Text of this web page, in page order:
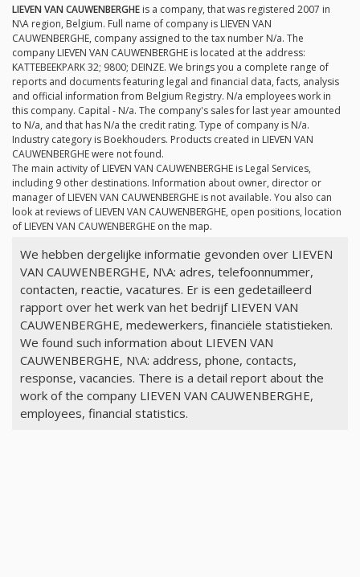
LIEVEN VAN CAUWENBERGHE is a company, that was registered 2007 in
N\A region, Belgium. Full name of company is LIEVEN VAN
CAUWENBERGHE, company assigned to the tax number N/a. The
company LIEVEN VAN CAUWENBERGHE is located at the address:
KATTEBEEKPARK 32; 9800; DEINZE. We brings you a complete range of
reports and documents featuring legal and financial data, facts, analysis
and official information from Belgium Registry. N/a employees work in
this company. Capital - N/a. The company's sales for last year amounted
to N/a, and that has N/a the credit rating. Type of company is N/a.
Industry category is Boekhouders. Products created in LIEVEN VAN
CAUWENBERGHE were not found.
The main activity of LIEVEN VAN CAUWENBERGHE is Legal Services,
including 9 other destinations. Information about owner, director or
manager of LIEVEN VAN CAUWENBERGHE is not available. You also can
look at reviews of LIEVEN VAN CAUWENBERGHE, open positions, location
of LIEVEN VAN CAUWENBERGHE on the map.
We hebben dergelijke informatie gevonden over LIEVEN
VAN CAUWENBERGHE, N\A: adres, telefoonnummer,
contacten, reactie, vacatures. Er is een gedetailleerd
rapport over het werk van het bedrijf LIEVEN VAN
CAUWENBERGHE, medewerkers, financiële statistieken.
We found such information about LIEVEN VAN
CAUWENBERGHE, N\A: address, phone, contacts,
response, vacancies. There is a detail report about the
work of the company LIEVEN VAN CAUWENBERGHE,
employees, financial statistics.